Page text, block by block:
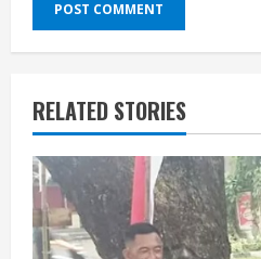
RELATED STORIES